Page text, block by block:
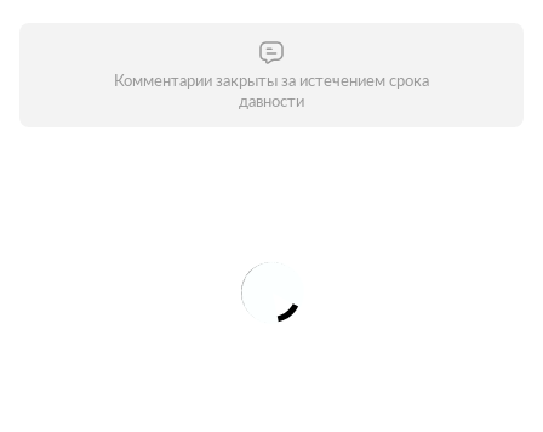
Комментарии закрыты за истечением срока
давности